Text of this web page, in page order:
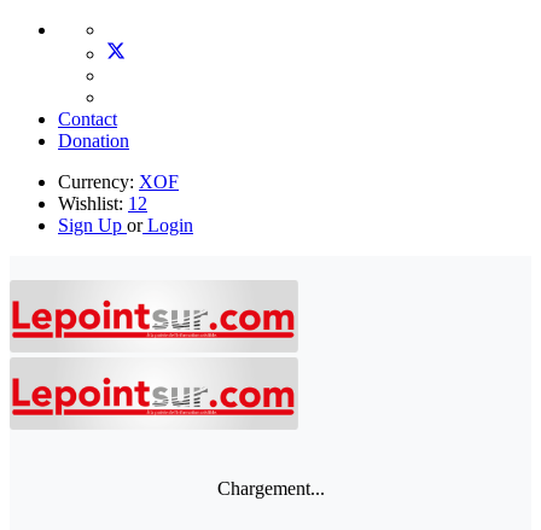
Contact
Donation
Currency: XOF
Wishlist: 12
Sign Up orLogin
Chargement...